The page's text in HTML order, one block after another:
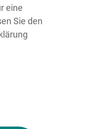
eine
Sie den